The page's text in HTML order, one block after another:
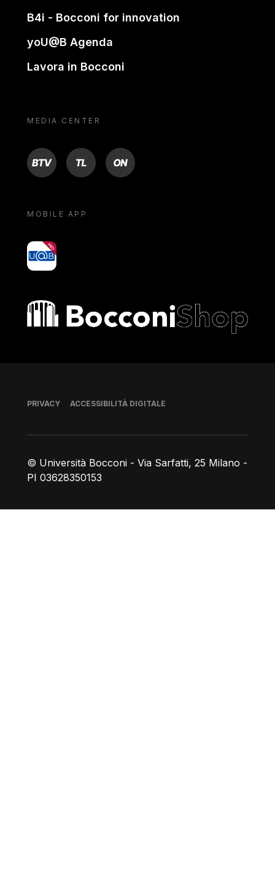
B4i - Bocconi for innovation
yoU@B Agenda
Lavora in Bocconi
MEDIA CENTER
BTV TL ON
MOBILE APP
yoU@B
Bocconi shop
© Università Bocconi - Via Sarfatti, 25 Milano -
PI 03628350153
Piè di pagina
PRIVACY ACCESSIBILITÀ DIGITALE